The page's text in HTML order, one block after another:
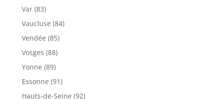
Var (83)
Vaucluse (84)
Vendée (85)
Vosges (88)
Yonne (89)
Essonne (91)
Hauts-de-Seine (92)